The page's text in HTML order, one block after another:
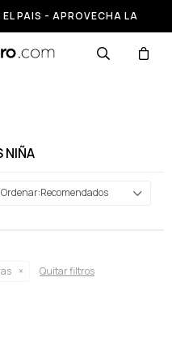
PAIS - APROVECHA LA
50% OFF
NIÑA
Recomendados
Quitar filtros